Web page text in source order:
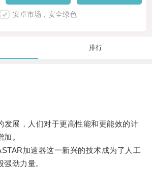
安卓市场，安全绿色
排行
展，人们对于更高性能和更能效的计
。
加速器这一新兴的技术成为了人工
劲力量。